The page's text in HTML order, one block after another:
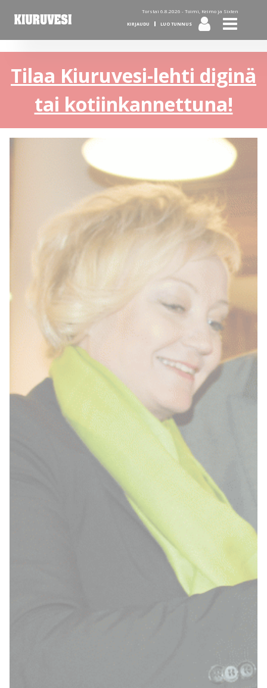
Torstai 6.8.2026 - Toimi, Keimo ja Sixten
KIRJAUDU LUO TUNNUS
Tilaa Kiuruvesi-lehti diginä
tai kotiinkannettuna!